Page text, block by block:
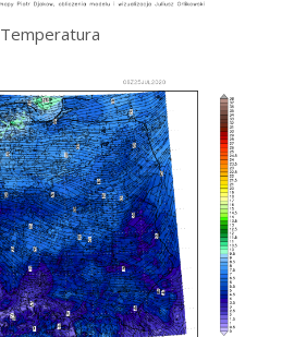
Temperatura